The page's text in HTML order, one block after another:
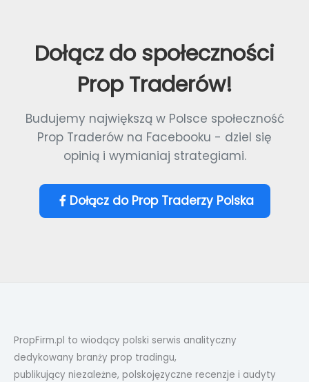
Dołącz do społeczności
Prop Traderów!
Budujemy największą w Polsce społeczność
Prop Traderów na Facebooku - dziel się
opinią i wymianiaj strategiami.
Dołącz do Prop Traderzy Polska
PropFirm.pl to wiodący polski serwis analityczny
dedykowany branży prop tradingu,
publikujący niezależne, polskojęzyczne recenzje i audyty